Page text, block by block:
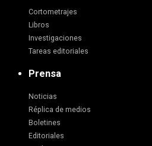
Cortometrajes
Libros
Investigaciones
Tareas editoriales
Prensa
Noticias
Réplica de medios
Boletines
Editoriales